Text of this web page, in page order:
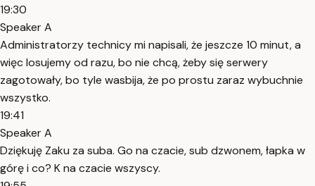
19:30
Speaker A
Administratorzy technicy mi napisali, że jeszcze 10 minut, a
więc losujemy od razu, bo nie chcą, żeby się serwery
zagotowały, bo tyle wasbija, że po prostu zaraz wybuchnie
wszystko.
19:41
Speaker A
Dziękuję Zaku za suba. Go na czacie, sub dzwonem, łapka w
górę i co? K na czacie wszyscy.